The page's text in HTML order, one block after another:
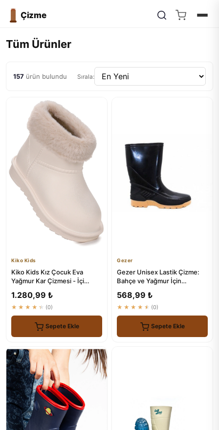
Çizme
Tüm Ürünler
157 ürün bulundu Sırala:
Kiko Kids
Kiko Kids Kız Çocuk Eva
Yağmur Kar Çizmesi - İçi
1.280,99 ₺
★★★★★ (0)
Sepete Ekle
Gezer
Gezer Unisex Lastik Çizme:
Bahçe ve Yağmur İçin
568,99 ₺
★★★★★ (0)
Sepete Ekle